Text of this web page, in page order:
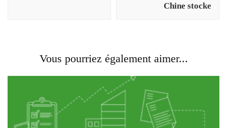
Chine stocke
Vous pourriez également aimer...